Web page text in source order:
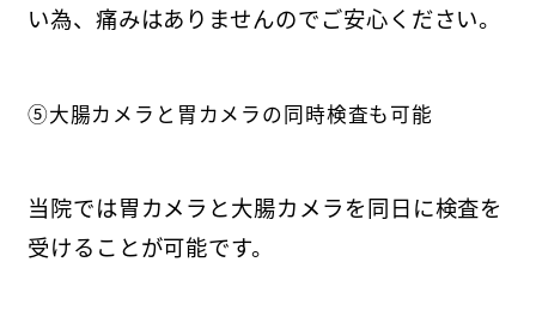
い為、痛みはありませんのでご安心ください。
⑤大腸カメラと胃カメラの同時検査も可能
当院では胃カメラと大腸カメラを同日に検査を
受けることが可能です。